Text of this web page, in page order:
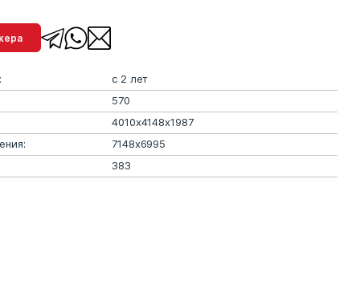
с 2 лет
570
4010х4148х1987
7148х6995
383